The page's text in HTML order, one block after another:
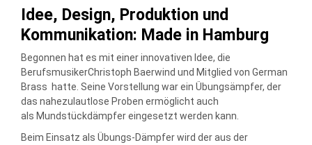
Idee, Design, Produktion und
Kommunikation: Made in Hamburg
Begonnen hat es mit einer innovativen Idee, die
BerufsmusikerChristoph Baerwind und Mitglied von German
Brass hatte. Seine Vorstellung war ein Übungsämpfer, der
das nahezulautlose Proben ermöglicht auch
als Mundstückdämpfer eingesetzt werden kann.
Beim Einsatz als Übungs-Dämpfer wird der aus der